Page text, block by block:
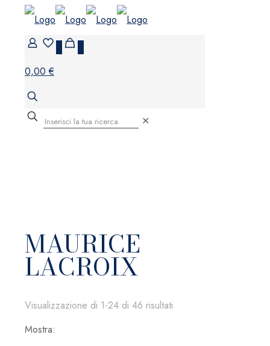
0,00 €
✕
MAURICE
LACROIX
Visualizzazione di 1-24 di 46 risultati
Mostra: